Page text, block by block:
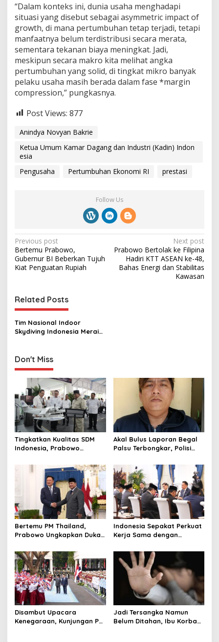
“Dalam konteks ini, dunia usaha menghadapi
situasi yang disebut sebagai asymmetric impact of
growth, di mana pertumbuhan tetap terjadi, tetapi
manfaatnya belum terdistribusi secara merata,
sementara tekanan biaya meningkat. Jadi,
meskipun secara makro kita melihat angka
pertumbuhan yang solid, di tingkat mikro banyak
pelaku usaha masih berada dalam fase *margin
compression,” pungkasnya.
Post Views: 877
Anindya Novyan Bakrie
Ketua Umum Kamar Dagang dan Industri (Kadin) Indon
esia
Pengusaha
Pertumbuhan Ekonomi RI prestasi
Follow Us
P
o
s
n
a
v
g
a
i
o
n
Previous post
Bertemu Prabowo,
Gubernur BI Beberkan Tujuh
Kiat Penguatan Rupiah
Next post
Prabowo Bertolak ke Filipina
Hadiri KTT ASEAN ke-48,
Bahas Energi dan Stabilitas
Kawasan
Related Posts
Tim Nasional Indoor
Skydiving Indonesia Meraih
Don't Miss
Tingkatkan Kualitas SDM
Indonesia, Prabowo
hingga Undang Universitas
Terbaik Dunia
Akal Bulus Laporan Begal
Palsu Terbongkar, Polisi
Perusahaan untuk Crypto
Bertemu PM Thailand,
Prabowo Ungkapkan Duka
Selamat Ulang Tahun ke
Raja Thailand
Indonesia Sepakat Perkuat
Kerja Sama dengan
hingga Ekonomi Digital
Disambut Upacara
Kenegaraan, Kunjungan PM
Jadi Tersangka Namun
Belum Ditahan, Ibu Korban